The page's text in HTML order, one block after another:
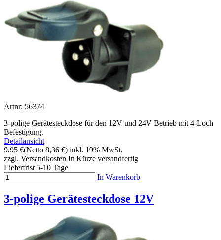
Artnr: 56374
3-polige Gerätesteckdose für den 12V und 24V Betrieb mit 4-Loch
Befestigung.
Detailansicht
9,95 €(Netto 8,36 €) inkl. 19% MwSt.
zzgl. Versandkosten In Kürze versandfertig
Lieferfrist 5-10 Tage
In Warenkorb
3-polige Gerätesteckdose 12V